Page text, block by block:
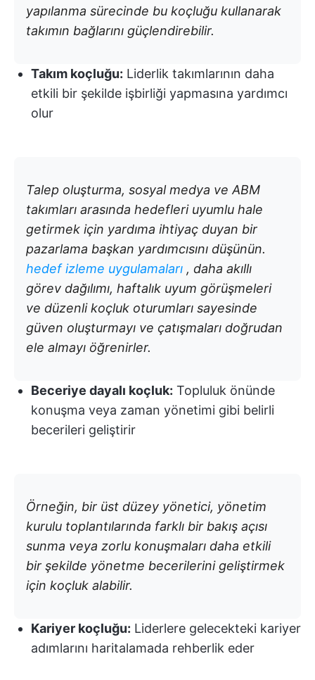
yapılanma sürecinde bu koçluğu kullanarak
takımın bağlarını güçlendirebilir.
Takım koçluğu: Liderlik takımlarının daha
etkili bir şekilde işbirliği yapmasına yardımcı
olur
Talep oluşturma, sosyal medya ve ABM
takımları arasında hedefleri uyumlu hale
getirmek için yardıma ihtiyaç duyan bir
pazarlama başkan yardımcısını düşünün.
hedef izleme uygulamaları , daha akıllı
görev dağılımı, haftalık uyum görüşmeleri
ve düzenli koçluk oturumları sayesinde
güven oluşturmayı ve çatışmaları doğrudan
ele almayı öğrenirler.
Beceriye dayalı koçluk: Topluluk önünde
konuşma veya zaman yönetimi gibi belirli
becerileri geliştirir
Örneğin, bir üst düzey yönetici, yönetim
kurulu toplantılarında farklı bir bakış açısı
sunma veya zorlu konuşmaları daha etkili
bir şekilde yönetme becerilerini geliştirmek
için koçluk alabilir.
Kariyer koçluğu: Liderlere gelecekteki kariyer
adımlarını haritalamada rehberlik eder